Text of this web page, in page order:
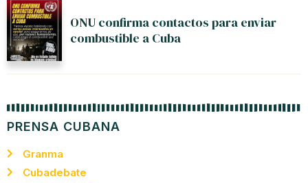
ONU confirma contactos para enviar
combustible a Cuba
PRENSA CUBANA
Granma
Cubadebate